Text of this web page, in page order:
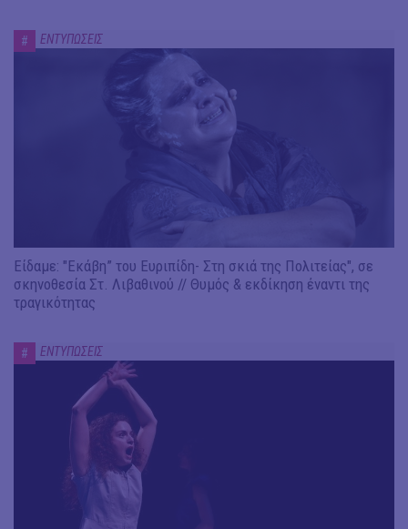
# ΕΝΤΥΠΩΣΕΙΣ
Είδαμε: "Εκάβη” του Ευριπίδη- Στη σκιά της Πολιτείας", σε
σκηνοθεσία Στ. Λιβαθινού // Θυμός & εκδίκηση έναντι της
τραγικότητας
# ΕΝΤΥΠΩΣΕΙΣ